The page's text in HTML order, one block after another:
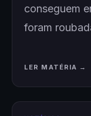
conseguem
foram
LER MATÉRIA →